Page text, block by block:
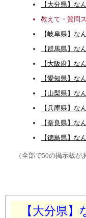
【大分県】な
教えて・質問
【岐阜県】な
【群馬県】な
【大阪府】な
【愛知県】な
【山梨県】な
【兵庫県】な
【奈良県】な
【徳島県】な
（全部で50の掲示板が
【大分県